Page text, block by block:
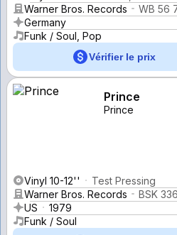
Warner Bros. Records
WB 56
Germany
Funk / Soul, Pop
Vérifier le prix
Prince
Prince
Vinyl 10-12''
Test Pressing
Warner Bros. Records
BSK
US
1979
Funk / Soul